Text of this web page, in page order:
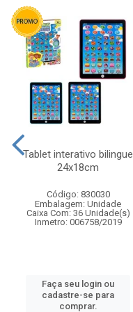
Tablet interativo bilingue
24x18cm
Código: 830030
Embalagem: Unidade
Caixa Com: 36 Unidade(s)
Inmetro: 006758/2019
Faça seu login ou
cadastre-se para
comprar.